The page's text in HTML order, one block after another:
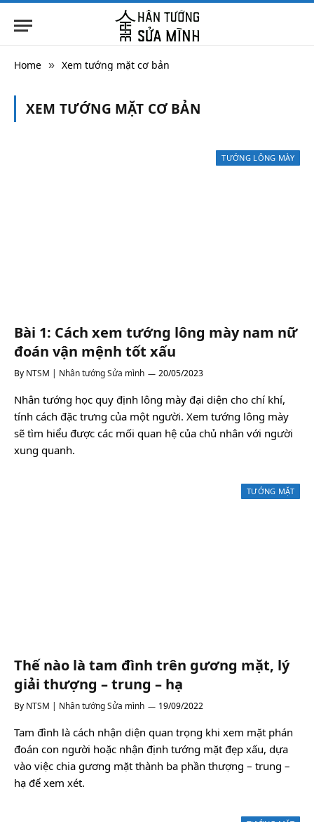
Home » Xem tướng mặt cơ bản
XEM TƯỚNG MẶT CƠ BẢN
TƯỚNG LÔNG MÀY
Bài 1: Cách xem tướng lông mày nam nữ
đoán vận mệnh tốt xấu
By NTSM | Nhân tướng Sửa mình 20/05/2023
Nhân tướng học quy định lông mày đại diện cho chí khí,
tính cách đặc trưng của một người. Xem tướng lông mày
sẽ tìm hiểu được các mối quan hệ của chủ nhân với người
xung quanh.
TƯỚNG MẶT
Thế nào là tam đình trên gương mặt, lý
giải thượng – trung – hạ
By NTSM | Nhân tướng Sửa mình 19/09/2022
Tam đình là cách nhận diện quan trọng khi xem mặt phán
đoán con người hoặc nhận định tướng mặt đẹp xấu, dựa
vào việc chia gương mặt thành ba phần thượng – trung –
hạ để xem xét.